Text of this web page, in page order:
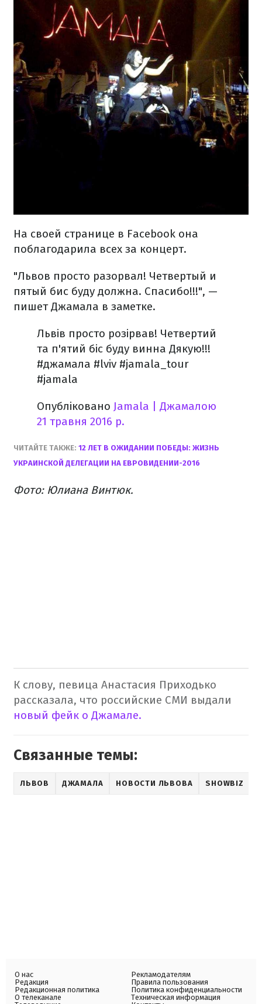
На своей странице в Facebook она
поблагодарила всех за концерт.
"Львов просто разорвал! Четвертый и
пятый бис буду должна. Спасибо!!!", —
пишет Джамала в заметке.
Львів просто розірвав! Четвертий
та п'ятий біс буду винна Дякую!!!
#джамала #lviv #jamala_tour
#jamala
Опубліковано Jamala | Джамалою
21 травня 2016 р.
ЧИТАЙТЕ ТАКЖЕ: 12 ЛЕТ В ОЖИДАНИИ ПОБЕДЫ: ЖИЗНЬ
УКРАИНСКОЙ ДЕЛЕГАЦИИ НА ЕВРОВИДЕНИИ-2016
Фото: Юлиана Винтюк.
К слову, певица Анастасия Приходько
рассказала, что российские СМИ выдали
новый фейк о Джамале.
Связанные темы:
ЛЬВОВ ДЖАМАЛА НОВОСТИ ЛЬВОВА SHOWBIZ
О нас
Редакция
Редакционная политика
О телеканале
Рекламодателям
Правила пользования
Политика конфиденциальности
Техническая информация